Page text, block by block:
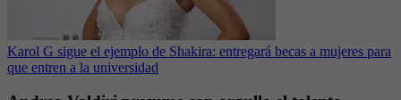
Karol G sigue el ejemplo de Shakira: entregará becas a mujeres para
que entren a la universidad